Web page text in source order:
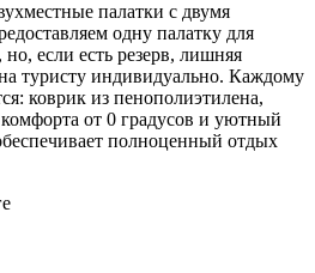
палатки с двумя
одну палатку для
если есть резерв, лишняя
туристу индивидуально. Каждому
коврик из пенополиэтилена,
от 0 градусов и уютный
полноценный отдых